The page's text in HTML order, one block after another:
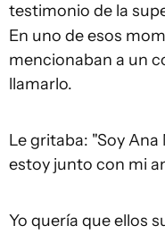
testimonio de la
En uno de esos
mencionaban a un
llamarlo.
Le gritaba: "Soy Ana
estoy junto con mi
Yo quería que ellos